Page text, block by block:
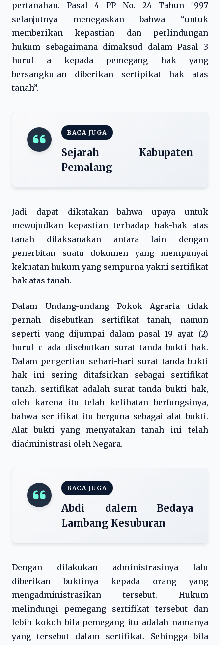
pertanahan. Pasal 4 PP No. 24 Tahun 1997
selanjutnya menegaskan bahwa “untuk
memberikan kepastian dan perlindungan
hukum sebagaimana dimaksud dalam Pasal 3
huruf a kepada pemegang hak yang
bersangkutan diberikan sertipikat hak atas
tanah”.
BACA JUGA
Sejarah Kabupaten
Pemalang
Jadi dapat dikatakan bahwa upaya untuk
mewujudkan kepastian terhadap hak-hak atas
tanah dilaksanakan antara lain dengan
penerbitan suatu dokumen yang mempunyai
kekuatan hukum yang sempurna yakni sertifikat
hak atas tanah.
Dalam Undang-undang Pokok Agraria tidak
pernah disebutkan sertifikat tanah, namun
seperti yang dijumpai dalam pasal 19 ayat (2)
huruf c ada disebutkan surat tanda bukti hak.
Dalam pengertian sehari-hari surat tanda bukti
hak ini sering ditafsirkan sebagai sertifikat
tanah. sertifikat adalah surat tanda bukti hak,
oleh karena itu telah kelihatan berfungsinya,
bahwa sertifikat itu berguna sebagai alat bukti.
Alat bukti yang menyatakan tanah ini telah
diadministrasi oleh Negara.
BACA JUGA
Abdi dalem Bedaya
Lambang Kesuburan
Dengan dilakukan administrasinya lalu
diberikan buktinya kepada orang yang
mengadministrasikan tersebut. Hukum
melindungi pemegang sertifikat tersebut dan
lebih kokoh bila pemegang itu adalah namanya
yang tersebut dalam sertifikat. Sehingga bila